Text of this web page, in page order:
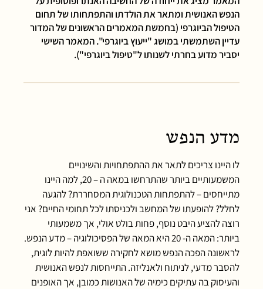
הנפש האנושית ומתאר את הולדתו והתפתחותו של תחום
הטיפול הביוגרפי (בחמשת המאמרים הראשונים של המדור
עדיין השתמשתי במושג "ייעוץ ביוגרפי". המאמר השישי
יסביר מדוע בחרתי לשנותו ל"טיפול ביוגרפי").
מדע הנפש
לו היינו צריכים לתאר את ההתפתחויות והשינויים
המשמעותיים ביותר שהתרחשו במאה ה – 20, למה היינו
מתייחסים – להתפתחות הטכנולוגית המסחררת? להגעה
לחלל? להופעתו של המחשב ולכניסתו לכל תחומי החיים? אני
רוצה להציע היבט נוסף, פחות בולט אולי, אך משמעותי
ביותר: המאה ה- 20 היא המאה של הפסיכולוגיה – מדע הנפש.
לראשונה הפכה הנפש מושא לחקירה ששואפת להיות לוגית,
להסבר מדעי, לניתוח ולאנליזה. התייחסות לנפש האנושית
והעיסוק בה עתיקים כימיה של האנושות כמובן, אך האופנים